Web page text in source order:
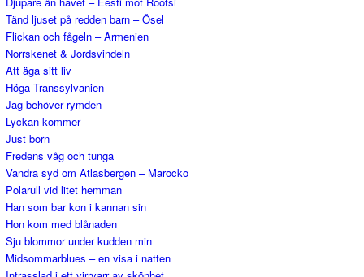
Tänd ljuset på redden barn – Ösel
Flickan och fågeln – Armenien
Norrskenet & Jordsvindeln
Att äga sitt liv
Höga Transsylvanien
Jag behöver rymden
Lyckan kommer
Just born
Fredens våg och tunga
Vandra syd om Atlasbergen – Marocko
Polarull vid litet hemman
Han som bar kon i kannan sin
Hon kom med blånaden
Sju blommor under kudden min
Midsommarblues – en visa i natten